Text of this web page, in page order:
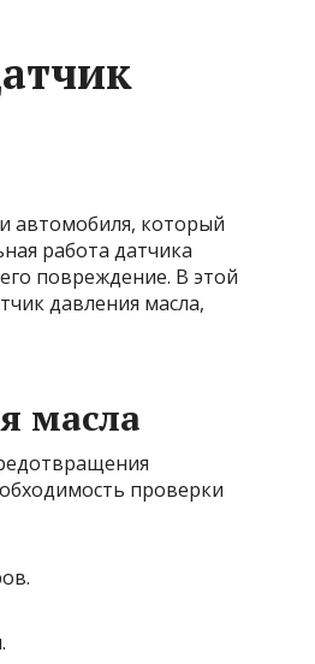
автомобиля, который
работа датчика
повреждение. В этой
давления масла,
масла
проверки